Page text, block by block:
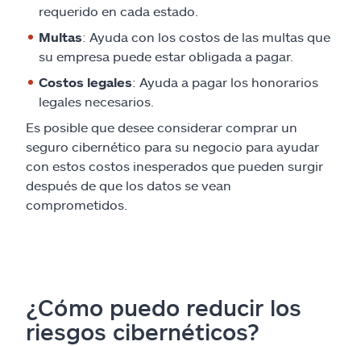
requerido en cada estado.
Multas: Ayuda con los costos de las multas que
su empresa puede estar obligada a pagar.
Costos legales: Ayuda a pagar los honorarios
legales necesarios.
Es posible que desee considerar comprar un
seguro cibernético para su negocio para ayudar
con estos costos inesperados que pueden surgir
después de que los datos se vean
comprometidos.
¿Cómo puedo reducir los
riesgos cibernéticos?